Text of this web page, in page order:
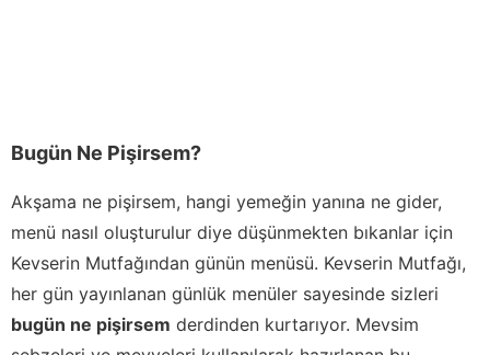
Bugün Ne Pişirsem?
Akşama ne pişirsem, hangi yemeğin yanına ne gider,
menü nasıl oluşturulur diye düşünmekten bıkanlar için
Kevserin Mutfağından günün menüsü. Kevserin Mutfağı,
her gün yayınlanan günlük menüler sayesinde sizleri
bugün ne pişirsem derdinden kurtarıyor. Mevsim